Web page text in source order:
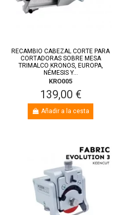
RECAMBIO CABEZAL CORTE PARA
CORTADORAS SOBRE MESA
TRIMALCO KRONOS, EUROPA,
NÉMESIS Y...
KRO005
139,00 €
Añadir a la cesta